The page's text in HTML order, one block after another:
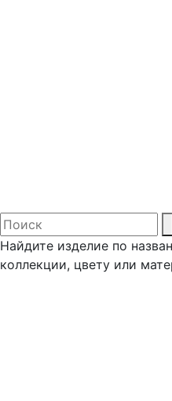
Найдите изделие по
коллекции, цвету или